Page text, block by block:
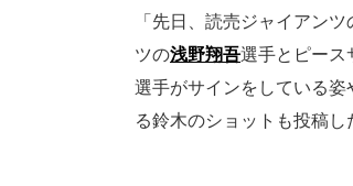
「先日、読売ジャイアンツ
ツの浅野翔吾選手とピース
選手がサインをしている
る鈴木のショットも投稿し